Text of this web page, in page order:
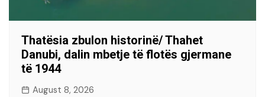
Thatësia zbulon historinë/ Thahet
Danubi, dalin mbetje të flotës gjermane
të 1944
August 8, 2026